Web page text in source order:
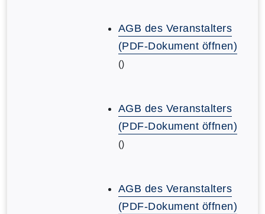
AGB des Veranstalters
(PDF-Dokument öffnen)
()
AGB des Veranstalters
(PDF-Dokument öffnen)
()
AGB des Veranstalters
(PDF-Dokument öffnen)